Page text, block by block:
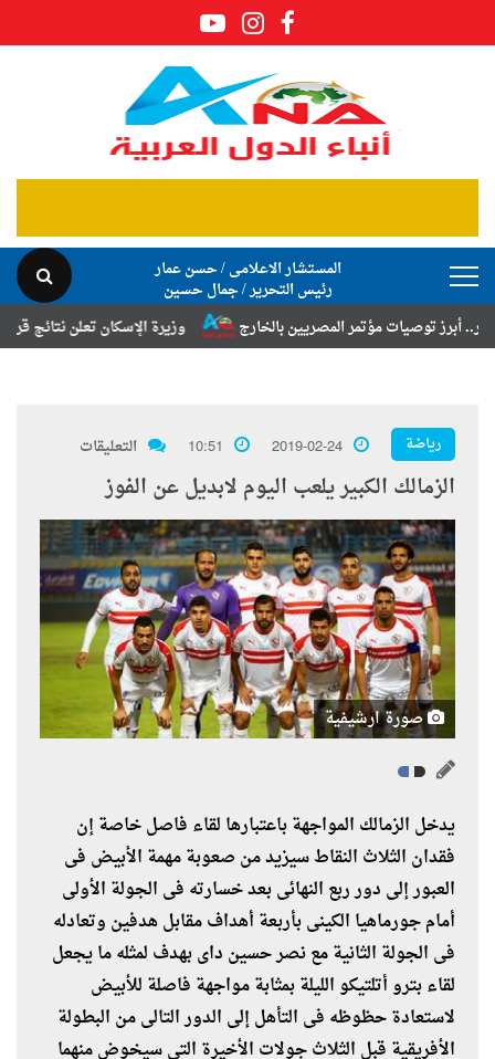
المستشار الاعلامى / حسن عمار
رئيس التحرير / جمال حسين
وزيرة الإسكان تعلن نتائج قرعة تخصيص
مؤتمر المصريين بالخارج
رياضة 2019-02-24
10:51 التعليقات
الزمالك الكبير يلعب اليوم لابديل عن الفوز
صورة ارشيفية
يدخل الزمالك المواجهة باعتبارها لقاء فاصل خاصة إن
فقدان الثلاث النقاط سيزيد من صعوبة مهمة الأبيض فى
العبور إلى دور ربع النهائى بعد خسارته فى الجولة الأولى
أمام جورماهيا الكينى بأربعة أهداف مقابل هدفين وتعادله
فى الجولة الثانية مع نصر حسين داى بهدف لمثله ما يجعل
لقاء بترو أتلتيكو الليلة بمثابة مواجهة فاصلة للأبيض
لاستعادة حظوظه فى التأهل إلى الدور التالى من البطولة
الأفريقية قبل الثلاث جولات الأخيرة التى سيخوض منهما